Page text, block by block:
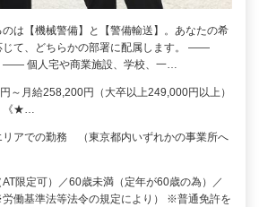
は【機械警備】と【警備輸送】。あなたの希
じて、どちらかの部署に配属します。 ――
―― 個人宅や商業施設、学校、一…
～月給258,200円（大卒以上249,000円以上）
《★…
リアでの勤務 （東京都内いずれかの事業所へ
限定可）／60歳未満（定年が60歳の為）／
働基準法等法令の規定により） ※普通免許を